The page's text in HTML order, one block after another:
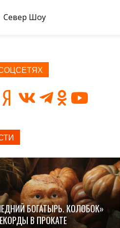
Север Шоу
БОГАТЫРЬ. КОЛОБОК»
В ПРОКАТЕ